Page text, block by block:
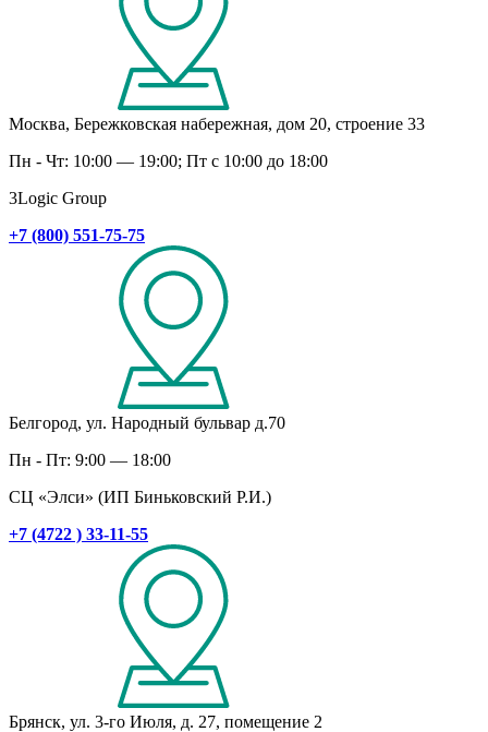
Москва, Бережковская набережная, дом 20, строение 33
Пн - Чт: 10:00 — 19:00; Пт c 10:00 до 18:00
3Logic Group
+7 (800) 551-75-75
Белгород, ул. Народный бульвар д.70
Пн - Пт: 9:00 — 18:00
СЦ «Элси» (ИП Биньковский Р.И.)
+7 (4722 ) 33-11-55
Брянск, ул. 3-го Июля, д. 27, помещение 2